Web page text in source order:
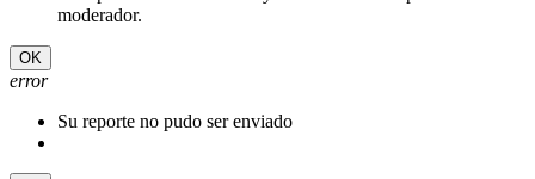
moderador.
OK
error
Su reporte no pudo ser enviado